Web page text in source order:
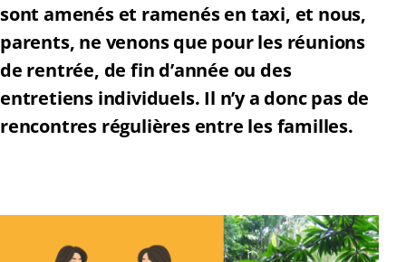
sont amenés et ramenés en taxi, et nous,
parents, ne venons que pour les réunions
de rentrée, de fin d’année ou des
entretiens individuels. Il n’y a donc pas de
rencontres régulières entre les familles.